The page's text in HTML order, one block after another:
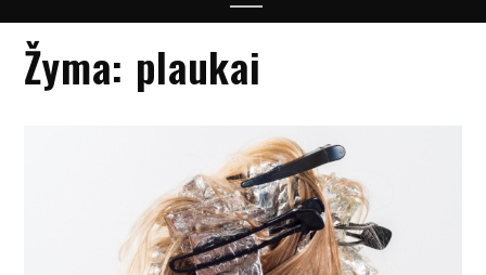
Žyma: plaukai